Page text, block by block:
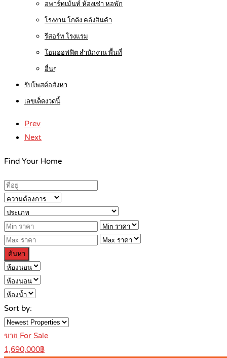
อพาร์ทเม้นท์ ห้องเช่า หอพัก
โรงงาน โกดัง คลังสินค้า
รีสอร์ท โรงแรม
โฮมออฟฟิต สำนักงาน พื้นที่
อื่นๆ
รับโพสต์อสังหา
เลขเด็ดงวดนี้
Prev
Next
Find Your Home
ค้นหา
Sort by:
ขาย For Sale
1,690,000฿